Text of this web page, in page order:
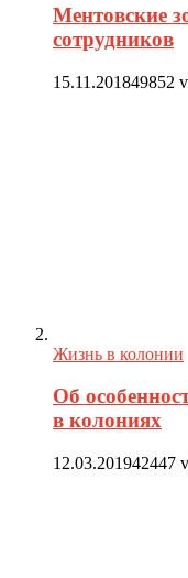
Ментовские
сотрудников
15.11.201849852
Жизнь в колонии
Об
в колониях
12.03.201942447